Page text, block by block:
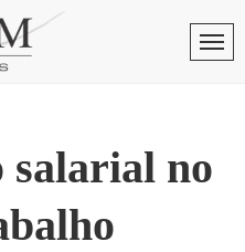
Menu
salarial no